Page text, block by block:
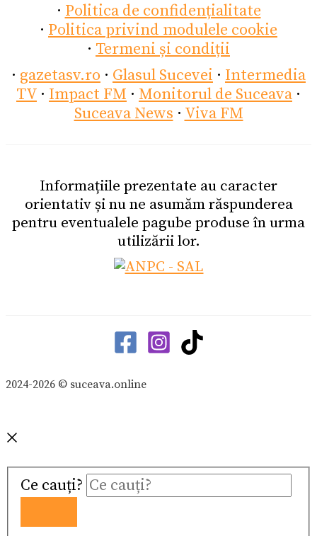
· Politica de confidențialitate
· Politica privind modulele cookie
· Termeni și condiții
· gazetasv.ro · Glasul Sucevei · Intermedia
TV · Impact FM · Monitorul de Suceava ·
Suceava News · Viva FM
Informațiile prezentate au caracter
orientativ și nu ne asumăm răspunderea
pentru eventualele pagube produse în urma
utilizării lor.
2024-2026 © suceava.online
Ce cauți?